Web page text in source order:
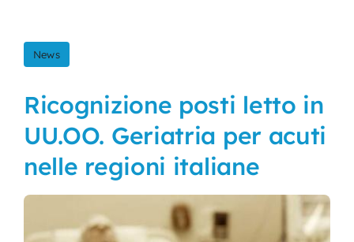
News
Congressi
Centro Studi
SIGOT Young
News
Ricognizione posti letto in
UU.OO. Geriatria per acuti
nelle regioni italiane